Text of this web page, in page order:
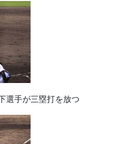
選手が三塁打を放つ